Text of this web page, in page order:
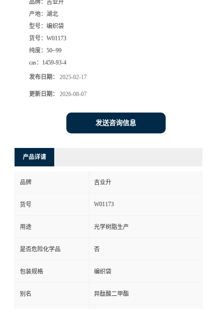
品牌： 吉业升
产地： 湖北
型号： 编织袋
货号： W01173
纯度： 50~99
cas： 1459-93-4
发布日期： 2025-02-17
更新日期： 2026-08-07
发送咨询信息
产品详请
品牌 吉业升
货号 W01173
用途 光学树脂生产
是否危险化学品 否
包装规格 编织袋
别名 异酞酸二甲酯